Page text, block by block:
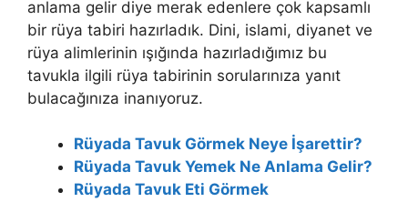
anlama gelir diye merak edenlere çok kapsamlı
bir rüya tabiri hazırladık. Dini, islami, diyanet ve
rüya alimlerinin ışığında hazırladığımız bu
tavukla ilgili rüya tabirinin sorularınıza yanıt
bulacağınıza inanıyoruz.
Rüyada Tavuk Görmek Neye İşarettir?
Rüyada Tavuk Yemek Ne Anlama Gelir?
Rüyada Tavuk Eti Görmek